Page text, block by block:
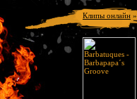
Клипы онлайн »